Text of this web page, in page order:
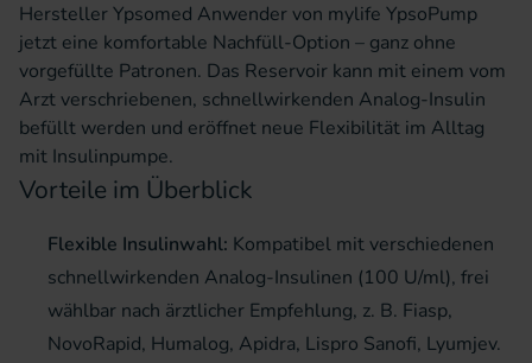
Hersteller Ypsomed Anwender von mylife YpsoPump
jetzt eine komfortable Nachfüll-Option – ganz ohne
vorgefüllte Patronen. Das Reservoir kann mit einem vom
Arzt verschriebenen, schnellwirkenden Analog-Insulin
befüllt werden und eröffnet neue Flexibilität im Alltag
mit Insulinpumpe.
Vorteile im Überblick
Flexible Insulinwahl: Kompatibel mit verschiedenen
schnellwirkenden Analog-Insulinen (100 U/ml), frei
wählbar nach ärztlicher Empfehlung, z. B. Fiasp,
NovoRapid, Humalog, Apidra, Lispro Sanofi, Lyumjev.